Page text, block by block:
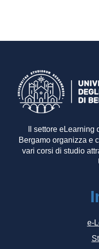
Il settore
Bergamo organizza e
vari corsi di studio
e-